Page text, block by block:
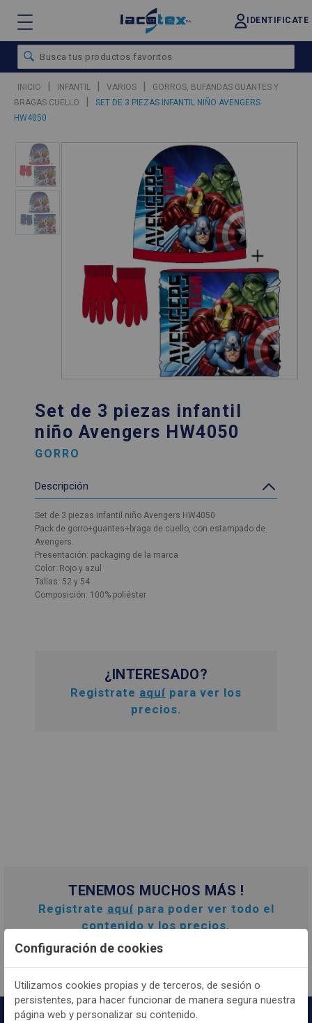
IDENTIFICATE
INICIO | INFANTIL | VARIOS |
GORROS, BUFANDAS GUANTES Y
BRAGAS CUELLO
|
SET DE 3 PIEZAS INFANTIL NIÑO AVENGERS
HW4050
❯
Set de 3 piezas infantil
niño Avengers HW4050
GORRO
Descripción
Set de 3 piezas infantil niño Avengers HW4050
Pack de gorro+guantes+braga de cuello, con estampado de
Avengers.
Presentación: packaging de la marca
Color: Rojo y azul
Tallas: 52 y 54
Composición: 100% poliéster
¿INTERESADO?
Registrate aquí para ver los
precios.
TENEMOS MUCHOS MÁS !
Registrate aquí para poder ver todo el
contenido y los precios.
Configuración de cookies
Utilizamos cookies propias y de terceros, de sesión o
persistentes, para hacer funcionar de manera segura nuestra
página web y personalizar su contenido.